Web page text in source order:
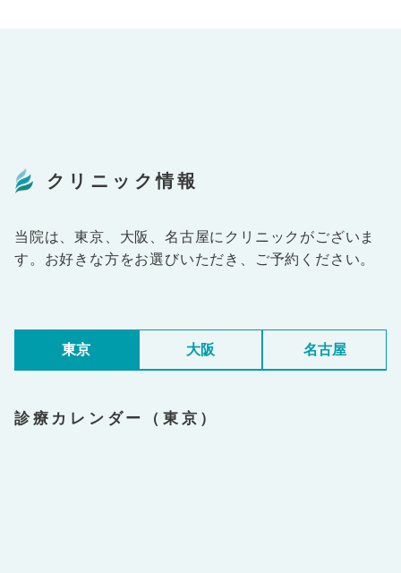
クリニック情報
当院は、東京、大阪、名古屋にクリニックがございま
す。お好きな方をお選びいただき、ご予約ください。
東京 大阪 名古屋
診療カレンダー（東京）